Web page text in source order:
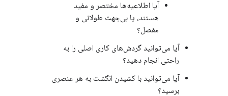
آیا اطلاعیه‌ها مختصر و مفید
هستند، یا بی‌جهت طولانی و
مفصل؟
آیا می‌توانید گردش‌های کاری اصلی را به
راحتی انجام دهید؟
آیا می‌توانید با کشیدن انگشت به هر عنصری
برسید؟